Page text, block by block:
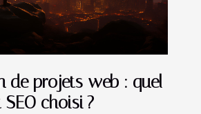
de projets web : quel
choisi ?